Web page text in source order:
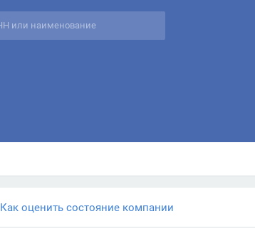
Как оценить состояние компании